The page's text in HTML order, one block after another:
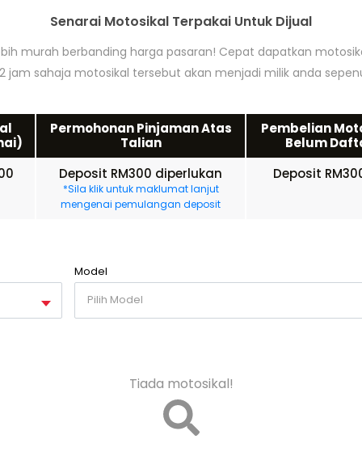
Senarai Motosikal Terpakai Untuk Dijual
murah berbanding harga pasaran! Cepat dapatkan
jam sahaja motosikal tersebut akan menjadi milik anda
Permohonan Pinjaman Atas
Talian
Pembelian
Belum
Deposit RM300 diperlukan
*Sila klik untuk maklumat lanjut
mengenai pemulangan deposit
Deposit
Model
Pilih Model
Tiada motosikal!